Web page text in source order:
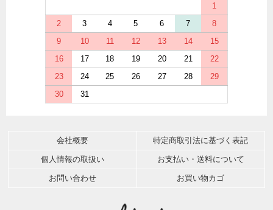
1
2
3 4 5 6 7
8
9
10 11 12 13 14
15
16
17 18 19 20 21
22
23
24 25 26 27 28
29
30
31
会社概要 特定商取引法に基づく表記
個人情報の取扱い お支払い・送料について
お問い合わせ お買い物カゴ